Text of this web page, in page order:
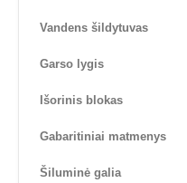
Vandens šildytuvas
Garso lygis
Išorinis blokas
Gabaritiniai matmenys
Šiluminė galia